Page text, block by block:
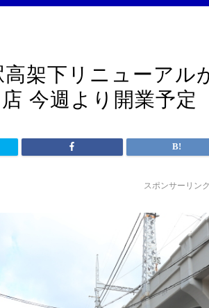
架下リニューアル
今週より開業予定
スポンサーリンク